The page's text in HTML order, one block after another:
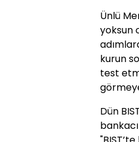
Ünlü
yoksun
kurun
test
Dün